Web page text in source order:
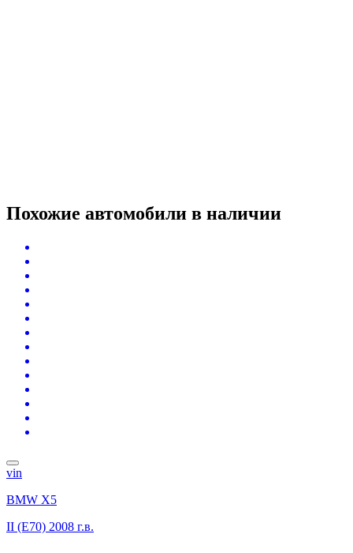
Похожие автомобили в наличии
vin
BMW X5
II (E70) 2008 г.в.